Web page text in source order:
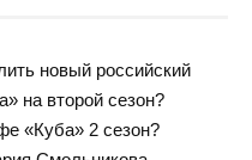
новый российский
на второй сезон?
«Куба» 2 сезон?